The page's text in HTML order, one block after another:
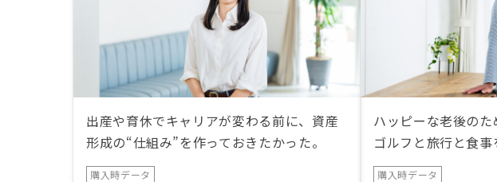
出産や育休でキャリアが変わる前に、資産
形成の“仕組み”を作っておきたかった。
購入時データ
ハッピーな老後のた
ゴルフと旅行と食
購入時データ